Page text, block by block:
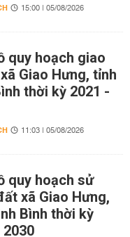
15:00 | 05/08/2026
quy hoạch giao
Giao Hưng, tỉnh
thời kỳ 2021 -
11:03 | 05/08/2026
quy hoạch sử
xã Giao Hưng,
Bình thời kỳ
2030